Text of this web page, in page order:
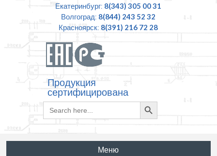
Екатеринбург: 8(343) 305 00 31
Волгоград: 8(844) 243 52 32
Красноярск: 8(391) 216 72 28
Продукция
сертифицирована
Search
for:
Search
Button
Меню